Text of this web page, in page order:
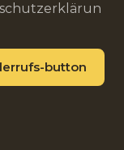
button